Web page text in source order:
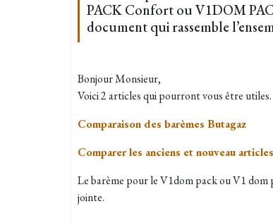
PACK Confort ou V1DOM
document qui rassemble
Bonjour Monsieur,
Voici 2 articles qui pourront vous être utiles.
Comparaison des barèmes Butagaz
Comparer les anciens et nouveau articles
Le barème pour le V1dom pack ou V1
jointe.